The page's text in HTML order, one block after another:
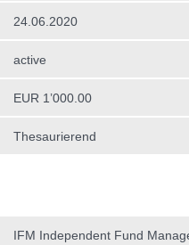
24.06.2020
active
EUR 1’000.00
Thesaurierend
IFM Independent Fund